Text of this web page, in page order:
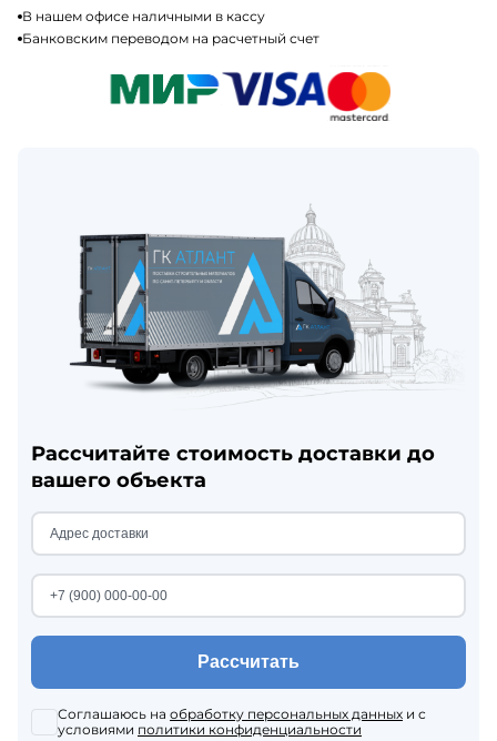
В нашем офисе наличными в кассу
Банковским переводом на расчетный счет
Рассчитайте стоимость доставки до
вашего объекта
Рассчитать
Соглашаюсь на обработку персональных данных и с
условиями политики конфиденциальности